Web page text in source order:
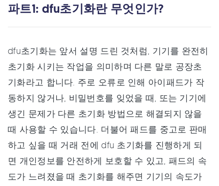
파트1: dfu초기화란 무엇인가?
dfu초기화는 앞서 설명 드린 것처럼, 기기를 완전히
초기화 시키는 작업을 의미하며 다른 말로 공장초
기화라고 합니다. 주로 오류로 인해 아이패드가 작
동하지 않거나, 비밀번호를 잊었을 때, 또는 기기에
생긴 문제가 다른 초기화 방법으로 해결되지 않을
때 사용할 수 있습니다. 더불어 패드를 중고로 판매
하고 싶을 때 거래 전에 dfu 초기화를 진행하게 되
면 개인정보를 안전하게 보호할 수 있고, 패드의 속
도가 느려졌을 때 초기화를 해주면 기기의 속도가